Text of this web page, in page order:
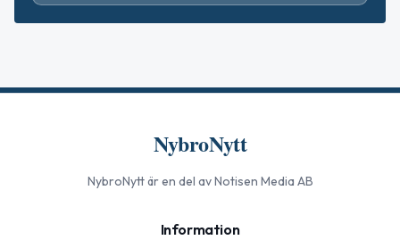
NybroNytt
NybroNyttär en del av Notisen Media AB
Information